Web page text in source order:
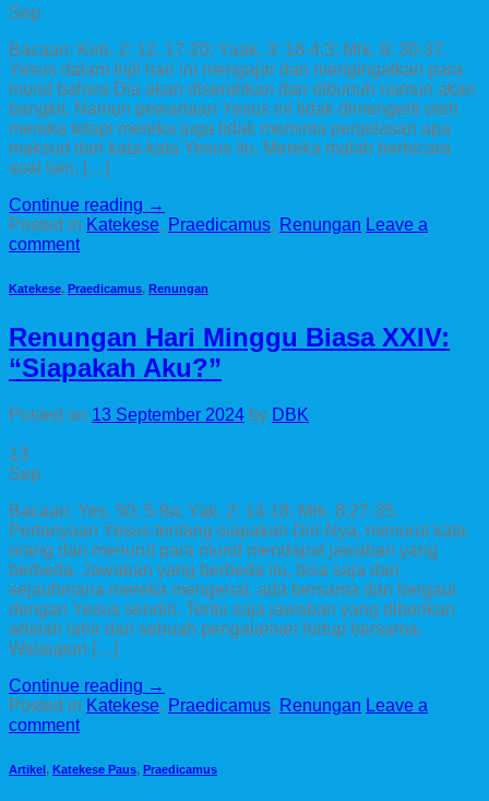
Sep
Bacaan: Keb. 2: 12. 17-20; Yaak. 3: 16-4:3; Mrk. 9: 30-37.
Yesus dalam Injil hari ini mengajar dan mengingatkan para
murid bahwa Dia akan diserahkan dan dibunuh namun akan
bangkit. Namun pewartaan Yesus ini tidak dimengerti oleh
mereka tetapi mereka juga tidak meminta penjelasan apa
maksud dari kata-kata Yesus itu. Mereka malah berbicara
soal lain, […]
Continue reading →
Posted in Katekese, Praedicamus, Renungan Leave a
comment
Katekese, Praedicamus, Renungan
Renungan Hari Minggu Biasa XXIV:
“Siapakah Aku?”
Posted on 13 September 2024 by DBK
13
Sep
Bacaan: Yes. 50: 5-9a; Yak. 2: 14-18; Mrk. 8:27-35.
Pertanyaan Yesus tentang siapakah Diri-Nya, menurut kata
orang dan menurut para murid mendapat jawaban yang
berbeda. Jawaban yang berbeda itu, bisa saja dari
sejauhmana mereka mengenal, ada bersama dan bergaul
dengan Yesus sendiri. Tentu saja jawaban yang diberikan
adalah lahir dari sebuah pengalaman hidup bersama.
Walaupun […]
Continue reading →
Posted in Katekese, Praedicamus, Renungan Leave a
comment
Artikel, Katekese Paus, Praedicamus